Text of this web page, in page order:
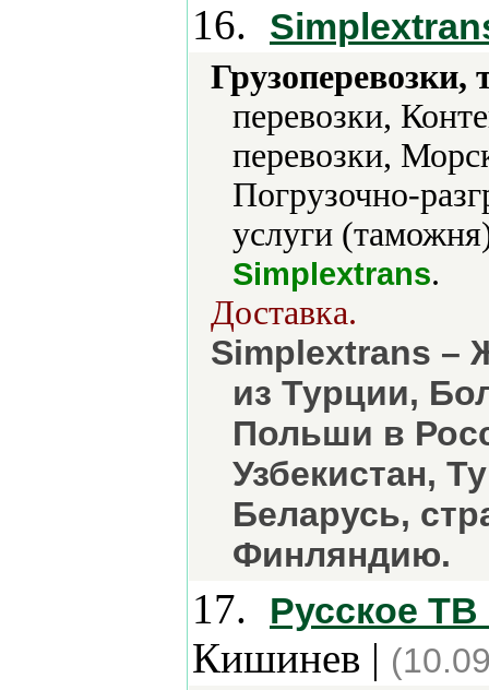
16.
перевозки,
перевозки,
Погрузочно-
услуги
Simplextrans.
Доставка.
Simplextrans –
из Турции,
Польши в
Узбекистан,
Беларусь,
Финляндию.
17. Русское
Кишинев |